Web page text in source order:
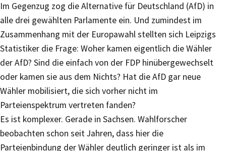
Im Gegenzug zog die Alternative für Deutschland (AfD) in
alle drei gewählten Parlamente ein. Und zumindest im
Zusammenhang mit der Europawahl stellten sich Leipzigs
Statistiker die Frage: Woher kamen eigentlich die Wähler
der AfD? Sind die einfach von der FDP hinübergewechselt
oder kamen sie aus dem Nichts? Hat die AfD gar neue
Wähler mobilisiert, die sich vorher nicht im
Parteienspektrum vertreten fanden?
Es ist komplexer. Gerade in Sachsen. Wahlforscher
beobachten schon seit Jahren, dass hier die
Parteienbindung der Wähler deutlich geringer ist als im